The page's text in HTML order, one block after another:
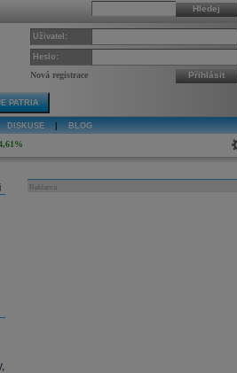
Hledej
Uživatel:
Heslo:
Nová registrace Přihlásit
PATRIA
DISKUSE BLOG
Reklama